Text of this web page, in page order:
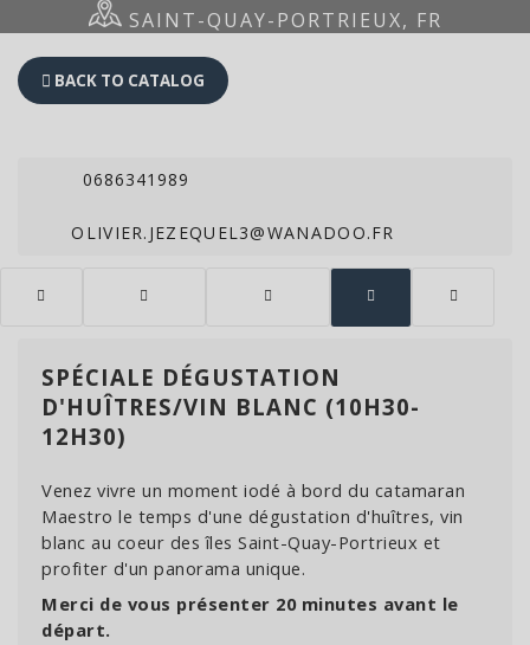
SAINT-QUAY-PORTRIEUX, FR
BACK TO CATALOG
0686341989
OLIVIER.JEZEQUEL3@WANADOO.FR
SPÉCIALE DÉGUSTATION
D'HUÎTRES/VIN BLANC (10H30-
12H30)
Venez vivre un moment iodé à bord du catamaran
Maestro le temps d'une dégustation d'huîtres, vin
blanc au coeur des îles Saint-Quay-Portrieux et
profiter d'un panorama unique.
Merci de vous présenter 20 minutes avant le
départ.